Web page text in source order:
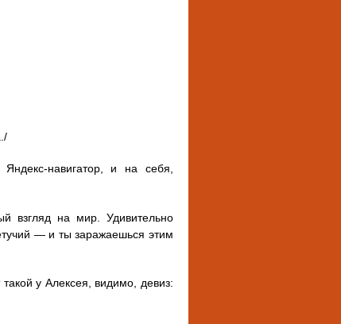
навигатор, и на себя,
взгляд на мир. Удивительно
— и ты заражаешься этим
у Алексея, видимо, девиз: